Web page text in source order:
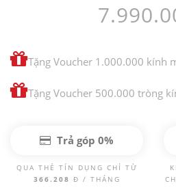
Tặng Voucher 1.000.000 kính
Tặng Voucher 500.000 tròng
Trả góp 0%
QUA THẺ TÍN DỤNG CHỈ TỪ
366.208 Đ / THÁNG